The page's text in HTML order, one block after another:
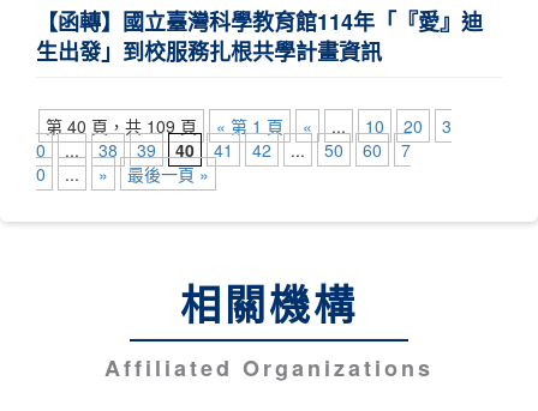
【函轉】國立臺灣科學教育館114年「『愛』迪
生出發」到校服務扎根共學計畫資訊
第 40 頁，共 109 頁 « 第 1 頁 « ... 10 20
3
0
... 38 39 40 41 42 ... 50 60
7
0
... » 最後一頁 »
相關機構
Affiliated Organizations